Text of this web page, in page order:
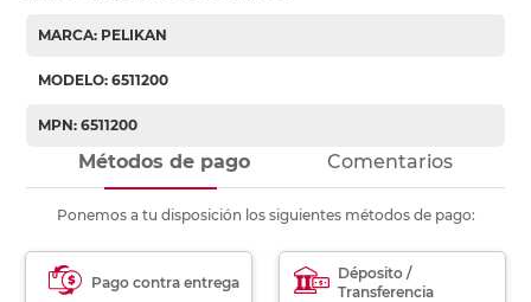
MARCA: PELIKAN
MODELO: 6511200
MPN: 6511200
Métodos de pago Comentarios
Ponemos a tu disposición los siguientes métodos de pago:
Pago contra entrega
Déposito /
Transferencia